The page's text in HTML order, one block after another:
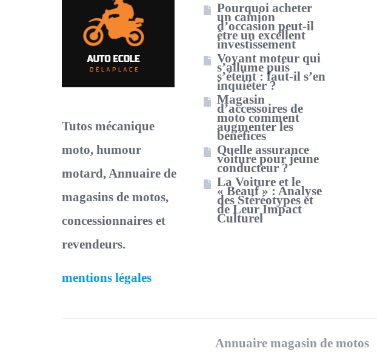
Tutos mécanique
moto, humour
motard, Annuaire de
magasins de motos,
concessionnaires et
revendeurs.
mentions légales
Pourquoi acheter
un camion
d’occasion peut-il
être un excellent
investissement
Voyant moteur qui
s’allume puis
s’éteint : faut-il s’en
inquiéter ?
Magasin
d’accessoires de
moto comment
augmenter les
bénéfices
Quelle assurance
voiture pour jeune
conducteur ?
La Voiture et le
« Beauf » : Analyse
des Stéréotypes et
de Leur Impact
Culturel
Annuaire magasin de motos